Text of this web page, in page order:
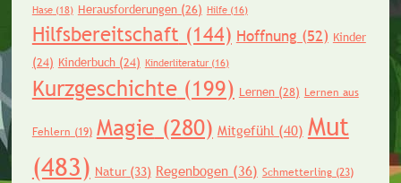
Hase(18) Herausforderungen(26) Hilfe(16)
Hilfsbereitschaft (144) Hoffnung (52) Kinder
(24) Kinderbuch(24) Kinderliteratur(16)
Kurzgeschichte(199) Lernen(28) Lernen aus
Fehlern (19) Magie (280) Mitgefühl(40) Mut
(483) Natur(33) Regenbogen(36) Schmetterling(23)